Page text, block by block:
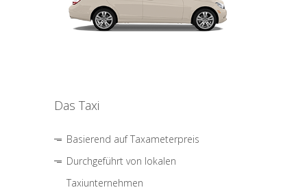
Das Taxi
Basierend auf Taxameterpreis
Durchgeführt von lokalen
Taxiunternehmen